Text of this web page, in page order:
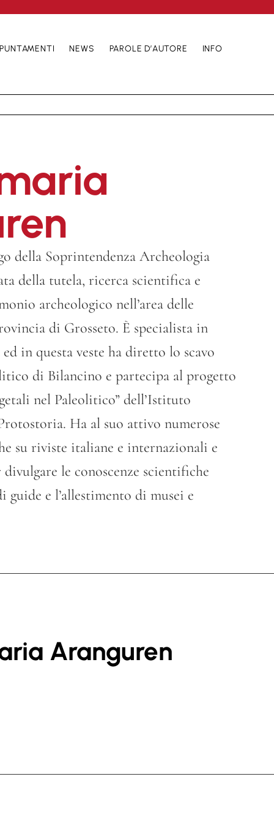
NEWS PAROLE D’AUTORE INFO
della Soprintendenza Archeologia
della tutela, ricerca scientifica e
archeologico nell’area delle
di Grosseto. È specialista in
in questa veste ha diretto lo scavo
di Bilancino e partecipa al progetto
nel Paleolitico” dell’Istituto
Ha al suo attivo numerose
su riviste italiane e internazionali e
le conoscenze scientifiche
guide e l’allestimento di musei e
Aranguren